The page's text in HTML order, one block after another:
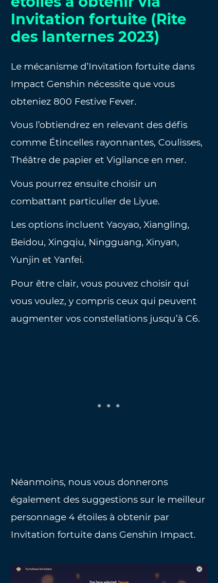
Invitation fortuite (Rite
des lanternes 2023)
Le mécanisme d’Invitation fortuite dans
Impact Genshin nécessite que vous
obteniez 800 Festive Fever.
Vous l’obtiendrez en relevant des défis
comme Étincelles rayonnantes, Coulisses,
Théâtre de papier et Vigilance en mer.
Vous pourrez ensuite choisir un
combattant particulier de Liyue.
Les options incluent Yaoyao, Xiangling,
Beidou, Xingqiu, Ningguang, Xinyan,
Yunjin et Yanfei.
Pour être clair, vous pouvez choisir qui
vous voulez, y compris ceux qui peuvent
augmenter vos constellations jusqu’à C6.
Néanmoins, nous vous donnerons
également des suggestions sur le meilleur
personnage 4 étoiles à obtenir par
Invitation fortuite dans Genshin Impact.